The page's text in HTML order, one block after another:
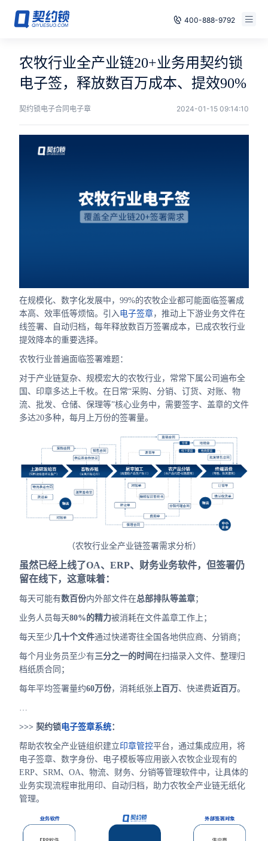
400-888-9792
电子签章
印章管控
数字存档
我们
免费试用
已有账号，登录
农牧行业全产业链20+业务用契约锁
电子签，释放数百万成本、提效90%
契约锁电子合同电子章 2024-01-15 09:14:10
在规模化、数字化发展中，99%的农牧企业都可能面临签署成
本高、效率低等烦恼。引入电子签章，推动上下游业务文件在
线签署、自动归档，每年释放数百万签署成本，已成农牧行业
提效降本的重要选择。
农牧行业普遍面临签署难题：
对于产业链复杂、规模宏大的农牧行业，常常下属公司遍布全
国、印章多达上千枚。在日常“采购、分销、订货、对账、物
流、批发、仓储、保理等”核心业务中，需要签字、盖章的文件
多达20多种，每月上万份的签署量。
（农牧行业全产业链签署需求分析）
虽然已经上线了OA、ERP、财务业务软件，但签署仍
留在线下，这意味着：
每天可能有数百份内外部文件在总部排队等盖章；
业务人员每天80%的精力被消耗在文件盖章工作上；
每天至少几十个文件通过快递寄往全国各地供应商、分销商；
每个月业务员至少有三分之一的时间 在扫描录入文件、整理归
档纸质合同；
每年平均签署量约60万份，消耗纸张上百万、快递费近百万。
…
>>> 契约锁电子签章系统：
帮助农牧全产业链组织建立印章管控平台，通过集成应用，将
电子签章、数字身份、电子模板等应用嵌入农牧企业现有的
ERP、SRM、OA、物流、财务、分销等管理软件中，让具体的
业务实现流程审批用印、自动归档，助力农牧全产业链无纸化
管理。